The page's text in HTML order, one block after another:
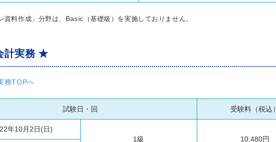
資料作成」分野は、Basic（基礎級）を実施しておりません。
計実務 ★
務TOPへ
試験日・回 受験料（税込）
年10月2日(日)
1級
10,480円